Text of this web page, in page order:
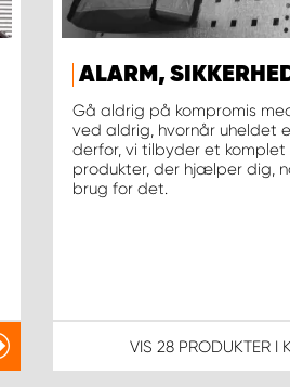
ALARM,
Gå aldrig på kompromis
ved aldrig, hvornår uheldet
derfor, vi tilbyder et
produkter, der hjælper dig,
brug for det.
VIS 28 PRODUKTER I